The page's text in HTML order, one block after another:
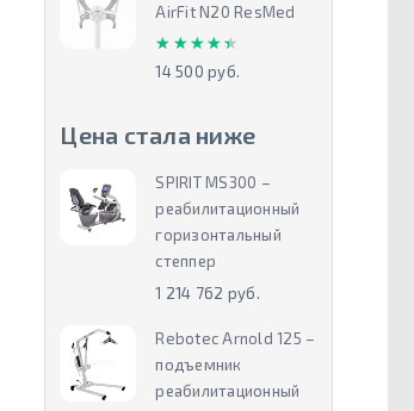
AirFit N20 ResMed
★★★★★
★★★★★
14 500 руб.
Цена стала ниже
SPIRIT MS300 –
реабилитационный
горизонтальный
степпер
1 214 762 руб.
Rebotec Arnold 125 –
подъемник
реабилитационный